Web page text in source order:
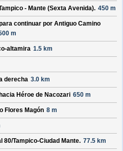
- Mante (Sexta Avenida). 450 m
continuar por Antiguo Camino
m
altamira 1.5 km
derecha 3.0 km
Héroe de Nacozari 650 m
Flores Magón 8 m
80/Tampico-Ciudad Mante. 77.5 km